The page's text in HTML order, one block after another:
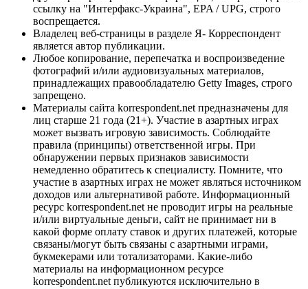
ссылку на "Интерфакс-Украина", EPA / UPG, строго
воспрещается.
Владелец веб-страницы в разделе Я- Корреспондент
является автор публикации.
Любое копирование, перепечатка и воспроизведение
фотографий и/или аудиовизуальных материалов,
принадлежащих правообладателю Getty Images, строго
запрещено.
Материалы сайта korrespondent.net предназначены для
лиц старше 21 года (21+). Участие в азартных играх
может вызвать игровую зависимость. Соблюдайте
правила (принципы) ответственной игры. При
обнаружении первых признаков зависимости
немедленно обратитесь к специалисту. Помните, что
участие в азартных играх не может являться источником
доходов или альтернативой работе. Информационный
ресурс korrespondent.net не проводит игры на реальные
и/или виртуальные деньги, сайт не принимает ни в
какой форме оплату ставок и других платежей, которые
связаны/могут быть связаны с азартными играми,
букмекерами или тотализаторами. Какие-либо
материалы на информационном ресурсе
korrespondent.net публикуются исключительно в